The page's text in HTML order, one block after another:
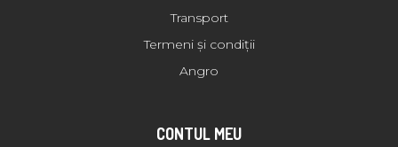
Transport
Termeni și condiții
Angro
CONTUL MEU